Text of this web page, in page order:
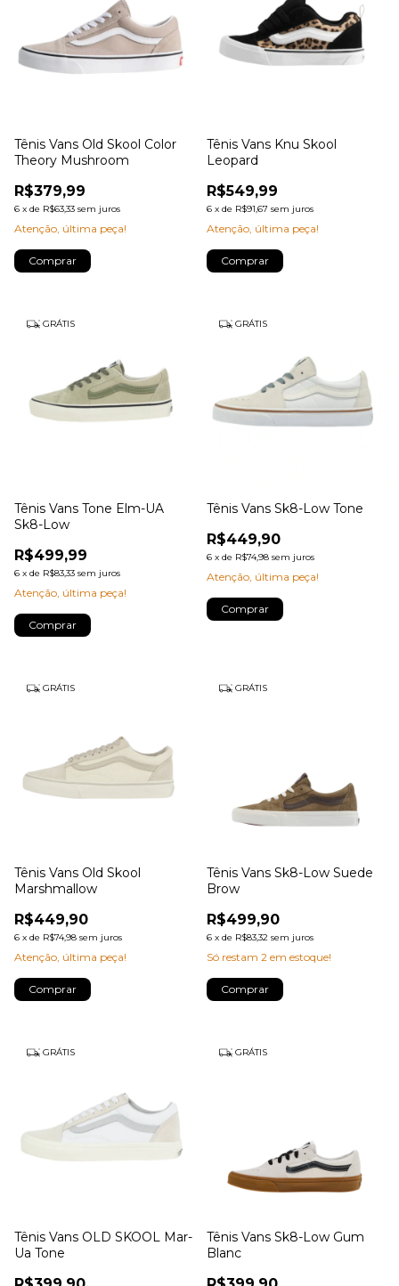
Tênis Vans Old Skool Color
Theory Mushroom
R$379,99
6 x de R$63,33 sem juros
Atenção, última peça!
Comprar
Tênis Vans Knu Skool
Leopard
R$549,99
6 x de R$91,67 sem juros
Atenção, última peça!
Comprar
GRÁTIS
Tênis Vans Tone Elm-UA
Sk8-Low
R$499,99
6 x de R$83,33 sem juros
Atenção, última peça!
Comprar
GRÁTIS
Tênis Vans Sk8-Low Tone
R$449,90
6 x de R$74,98 sem juros
Atenção, última peça!
Comprar
GRÁTIS
Tênis Vans Old Skool
Marshmallow
R$449,90
6 x de R$74,98 sem juros
Atenção, última peça!
Comprar
GRÁTIS
Tênis Vans Sk8-Low Suede
Brow
R$499,90
6 x de R$83,32 sem juros
Só restam 2 em estoque!
Comprar
GRÁTIS
Tênis Vans OLD SKOOL Mar-
Ua Tone
GRÁTIS
Tênis Vans Sk8-Low Gum
Blanc